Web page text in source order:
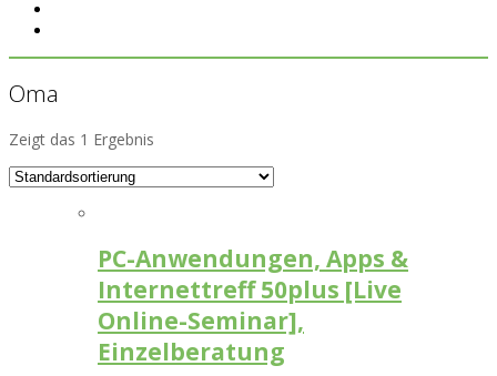
Oma
Zeigt das 1 Ergebnis
PC-Anwendungen, Apps &
Internettreff 50plus [Live
Online-Seminar],
Einzelberatung